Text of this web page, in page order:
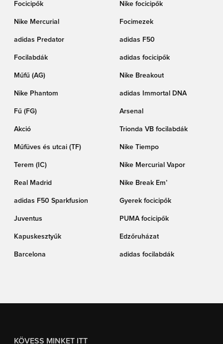
Focicipők Nike focicipők
Nike Mercurial Focimezek
adidas Predator adidas F50
Focilabdák adidas focicipők
Műfű (AG) Nike Breakout
Nike Phantom adidas Immortal DNA
Fű (FG) Arsenal
Akció Trionda VB focilabdák
Műfüves és utcai (TF) Nike Tiempo
Terem (IC) Nike Mercurial Vapor
Real Madrid Nike Break Em’
adidas F50 Sparkfusion Gyerek focicipők
Juventus PUMA focicipők
Kapuskesztyűk Edzőruházat
Barcelona adidas focilabdák
KÖVESS MINKET ITT